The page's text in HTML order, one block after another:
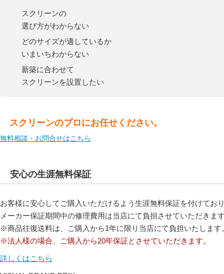
スクリーンの
選び方がわからない
どのサイズが適しているか
いまいちわからない
新築に合わせて
スクリーンを設置したい
スクリーンのプロにお任せください。
無料相談・お問合せはこちら
安心の生涯無料保証
お客様に安心してご購入いただけるよう生涯無料保証を付けてお
メーカー保証期間中の修理費用は当店にて負担させていただきま
※商品往復送料は、ご購入から1年に限り当店にて負担いたします
※法人様の場合、ご購入から20年保証とさせていただきます。
詳しくはこちら